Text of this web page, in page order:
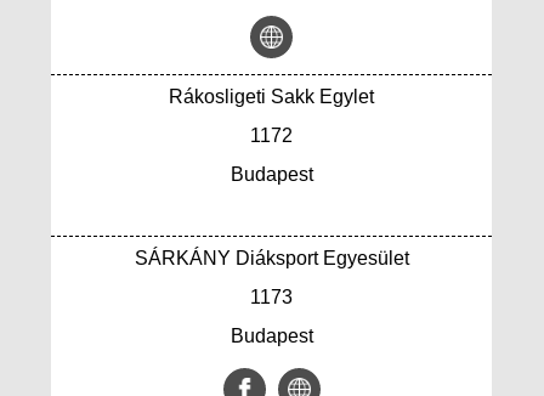
Rákosligeti Sakk Egylet
1172
Budapest
SÁRKÁNY Diáksport Egyesület
1173
Budapest